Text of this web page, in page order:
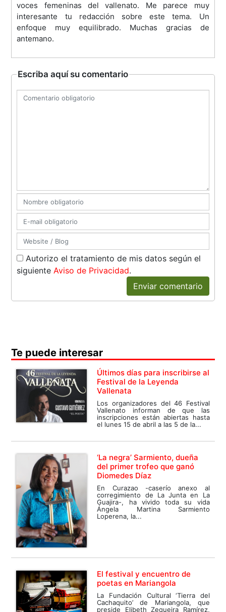
voces femeninas del vallenato. Me parece muy
interesante tu redacción sobre este tema. Un
enfoque muy equilibrado. Muchas gracias de
antemano.
Escriba aquí su comentario
Autorizo el tratamiento de mis datos según el
siguienteAviso de Privacidad.
Enviar comentario
Te puede interesar
Últimos días para inscribirse al
Festival de la Leyenda
Vallenata
Los organizadores del 46 Festival
Vallenato informan de que las
inscripciones están abiertas hasta
el lunes 15 de abril a las 5 de la...
‘La negra’ Sarmiento, dueña
del primer trofeo que ganó
Diomedes Díaz
En Curazao -caserío anexo al
corregimiento de La Junta en La
Guajira-, ha vivido toda su vida
Ángela Martina Sarmiento
Loperena, la...
El festival y encuentro de
poetas en Mariangola
La Fundación Cultural ‘Tierra del
Cachaquito’ de Mariangola, que
preside Elibeth Zequeira Ramírez,